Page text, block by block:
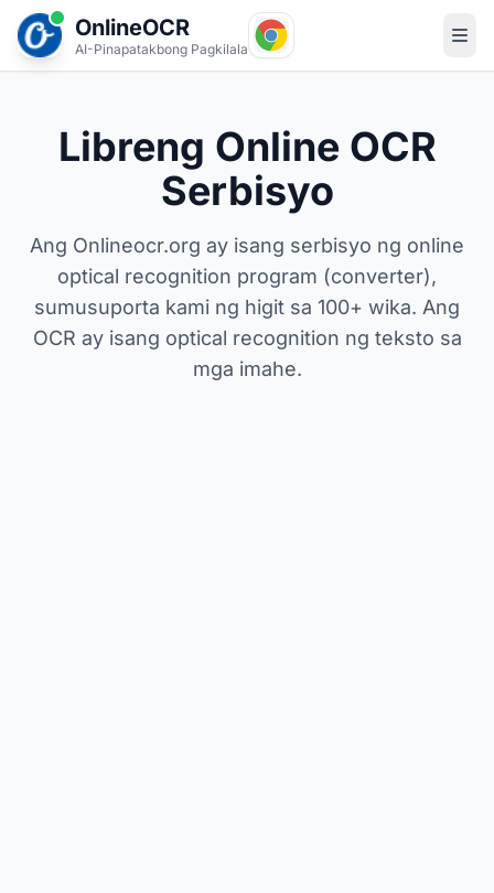
OnlineOCR
AI-Pinapatakbong Pagkilala
Libreng Online OCR
Serbisyo
Ang Onlineocr.org ay isang serbisyo ng online
optical recognition program (converter),
sumusuporta kami ng higit sa 100+ wika. Ang
OCR ay isang optical recognition ng teksto sa
mga imahe.